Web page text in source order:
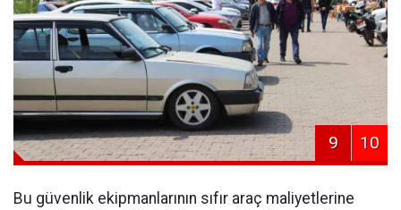
9 10
Bu güvenlik ekipmanlarının sıfır araç maliyetlerine